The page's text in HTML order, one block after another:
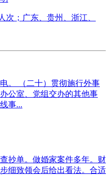
次；广东、贵州、浙江、
。 （二十）贯彻施行外事
公室、党组交办的其他事
事...
抄单。做婚家案件多年。财
细致领会后给出看法。合适